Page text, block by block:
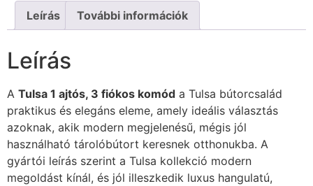
Leírás További információk
Leírás
A Tulsa 1 ajtós, 3 fiókos komód a Tulsa bútorcsalád
praktikus és elegáns eleme, amely ideális választás
azoknak, akik modern megjelenésű, mégis jól
használható tárolóbútort keresnek otthonukba. A
gyártói leírás szerint a Tulsa kollekció modern
megoldást kínál, és jól illeszkedik luxus hangulatú,